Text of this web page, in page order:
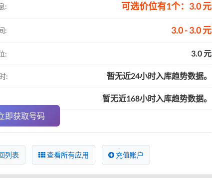
: 可选价位有1个：3.0 元
: 3.0 - 3.0 元
: 3.0 元
: 暂无近24小时入库趋势数据。
暂无近168小时入库趋势数据。
即获取号码
列表 查看所有应用 充值账户